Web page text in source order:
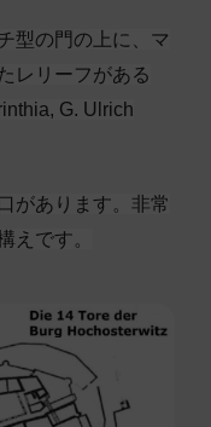
型の門の上に、マ
レリーフがある
G. Ulrich
があります。非常
えです。